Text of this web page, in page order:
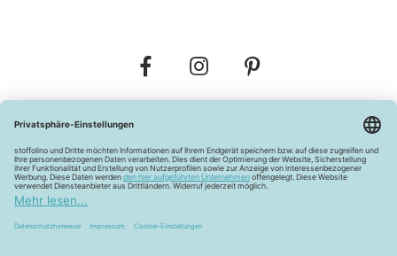
Widerrufsbelehrung Vertrag widerrufen
Barrierefreiheitserklärung